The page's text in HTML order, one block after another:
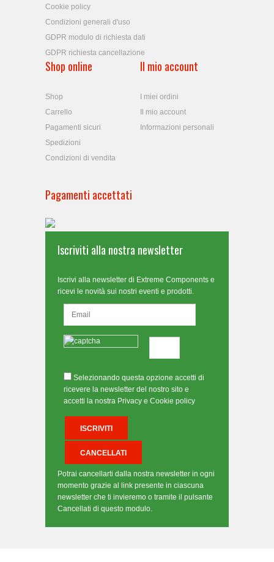
Cookie policy
Condizioni generali d'uso
GDPR modulo di richiesta dati
GDPR richiesta cancellazione
Shop online
Shop
Carrello
Pagamenti sicuri
Spedizioni
Condizioni di vendita
Il mio account
I miei ordini
Il mio account
Informazioni personali
Pagamenti accettati
Iscriviti alla nostra newsletter
Iscrivi alla newsletter di Extreme Components e
ricevi le novità sui nostri eventi e prodotti.
Selezionando questa opzione accetti di
ricevere la newsletter del nostro sito e
accetti la nostra Privacy e Cookie policy
Potrai cancellarti dalla nostra newsletter in ogni
momento grazie al link presente in ciascuna
newsletter che ti invieremo o tramite il pulsante
Cancellati di questo modulo.